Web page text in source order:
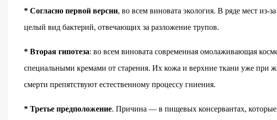
* Согласно первой версии, во всем виновата экология. В ряде мест из-
целый вид бактерий, отвечающих за разложение трупов.
* Вторая гипотеза: во всем виновата современная омолаживающая
специальными кремами от старения. Их кожа и верхние ткани уже при
смерти препятствуют естественному процессу гниения.
* Третье предположение. Причина — в пищевых консервантах, которые